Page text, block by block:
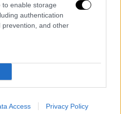
to enable storage
authentication
and other
Access Privacy Policy
ψηφίστηκε από
ο κορυφαίος άνδρας